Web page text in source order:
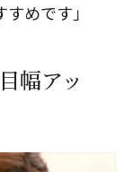
めです」
幅アッ